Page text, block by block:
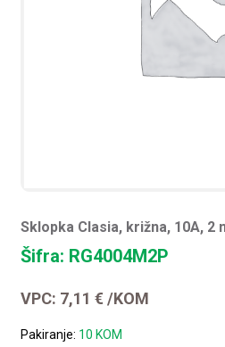
Sklopka Clasia, križna, 10A, 2
Šifra: RG4004M2P
VPC: 7,11€ /KOM
Pakiranje: 10 KOM